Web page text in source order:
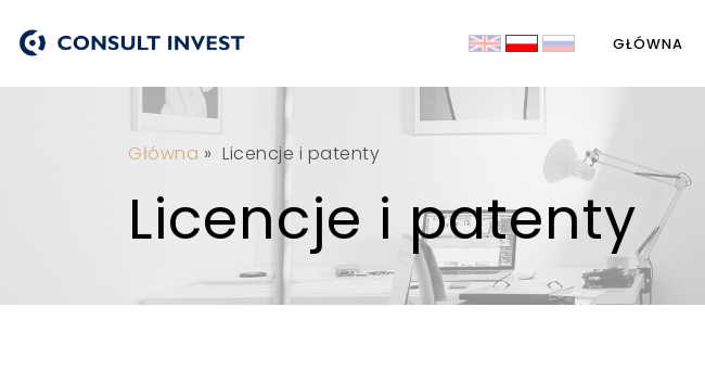
GŁÓWNA
Główna » Licencje i patenty
Licencje i patenty